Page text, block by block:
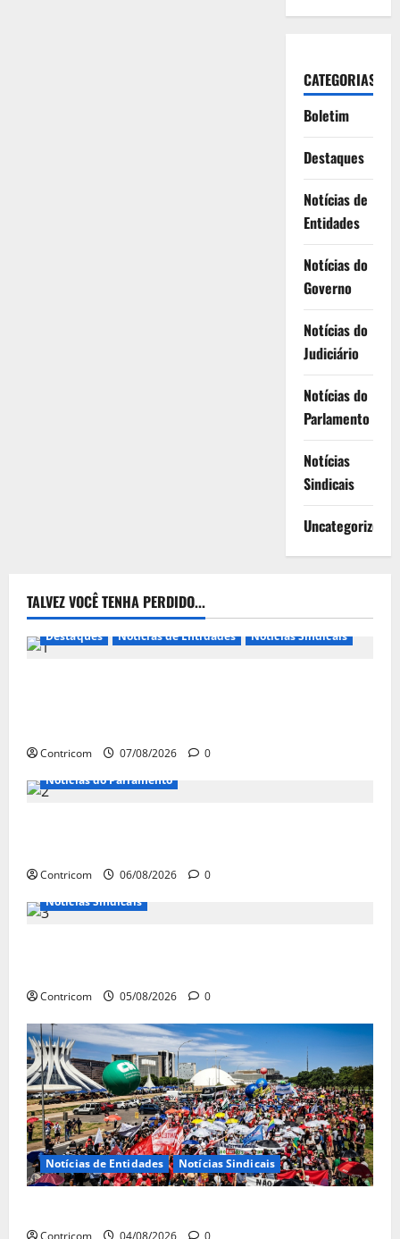
CATEGORIAS
Boletim
Destaques
Notícias de
Entidades
Notícias do
Governo
Notícias do
Judiciário
Notícias do
Parlamento
Notícias
Sindicais
Uncategorized
TALVEZ VOCÊ TENHA PERDIDO...
Destaques Notícias de Entidades Notícias Sindicais
Contricom 07/08/2026
0
Notícias do Parlamento
Contricom 06/08/2026
0
Notícias Sindicais
Contricom 05/08/2026 0
Notícias de Entidades Notícias Sindicais